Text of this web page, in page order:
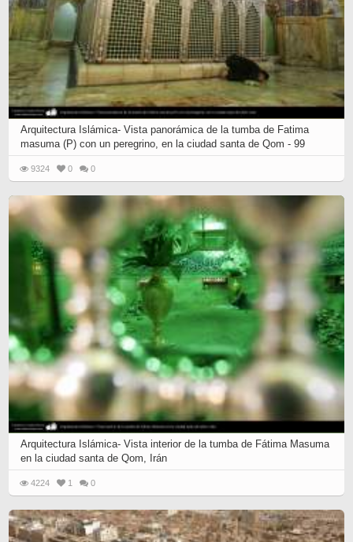
Arquitectura Islámica- Vista panorámica de la tumba de Fatima
masuma (P) con un peregrino, en la ciudad santa de Qom - 99
9324 0 0
Arquitectura Islámica- Vista interior de la tumba de Fátima Masuma
en la ciudad santa de Qom, Irán
4224 1 0